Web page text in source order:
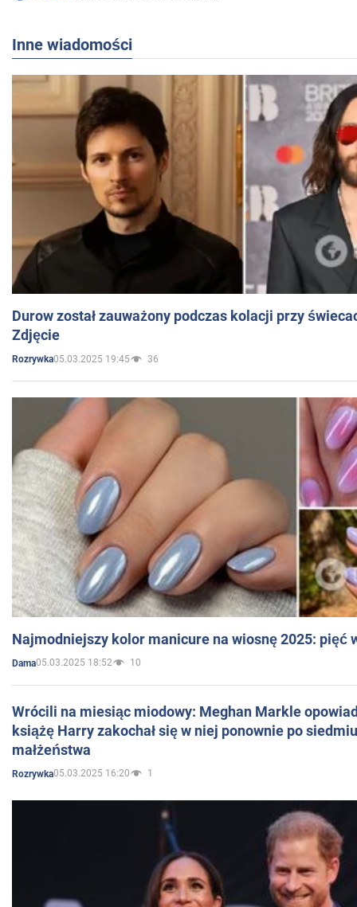
Inne wiadomości
Durow został zauważony podczas kolacji przy
Zdjęcie
Rozrywka05.03.2025 19:45 36
Najmodniejszy kolor manicure na wiosnę 2025: pięć
Dama05.03.2025 18:52 10
Wrócili na miesiąc miodowy: Meghan Markle
książę Harry zakochał się w niej ponownie po
małżeństwa
Rozrywka05.03.2025 16:20 1